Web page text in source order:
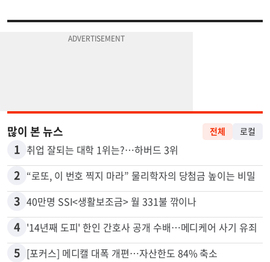
많이 본 뉴스 전체 로컬
1 취업 잘되는 대학 1위는?…하버드 3위
2 “로또, 이 번호 찍지 마라” 물리학자의 당첨금 높이는 비밀
3 40만명 SSI<생활보조금> 월 331불 깎이나
4 '14년째 도피' 한인 간호사 공개 수배…메디케어 사기 유죄
5 [포커스] 메디캘 대폭 개편…자산한도 84% 축소